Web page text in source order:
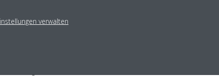
zur Hand haben. Dank dieser Integration können Ihr Kunden
und so das ganze Jahr über einen hohen Komfort
für Ihre Kunden zu erweitern. DAIKIN bietet nicht nur
verwalten